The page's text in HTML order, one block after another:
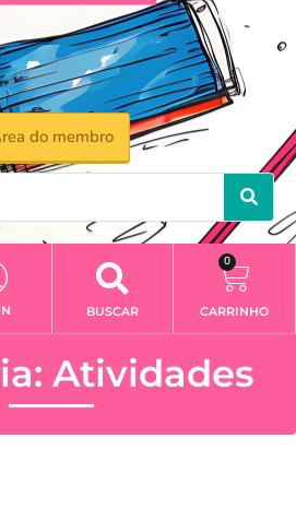
do membro
BUSCAR
0
CARRINHO
Atividades